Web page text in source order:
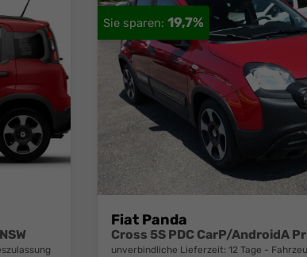
19,7%
Fiat Panda
Cross 5S PDC CarP/AndroidA
unverbindliche Lieferzeit: 12 Tage